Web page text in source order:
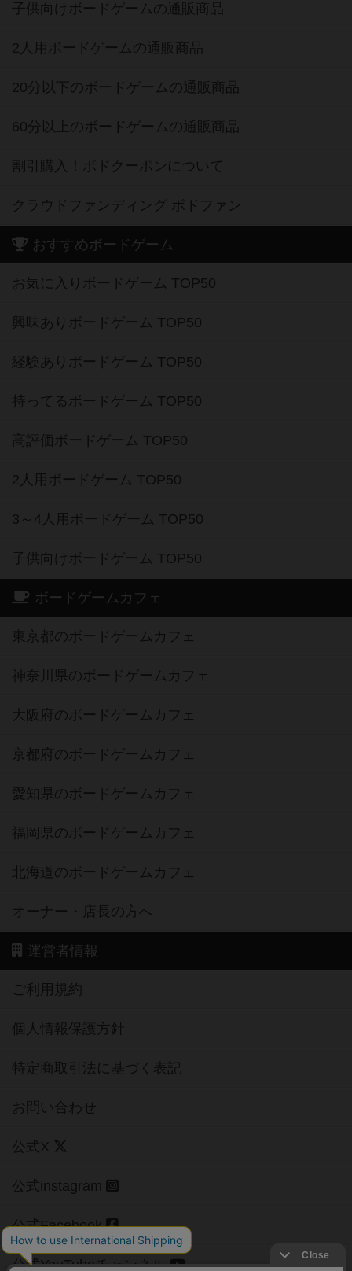
子供向けボードゲームの通販商品
2人用ボードゲームの通販商品
20分以下のボードゲームの通販商品
60分以上のボードゲームの通販商品
割引購入！ボドクーポンについて
クラウドファンディング ボドファン
おすすめボードゲーム
お気に入りボードゲーム TOP50
興味ありボードゲーム TOP50
経験ありボードゲーム TOP50
持ってるボードゲーム TOP50
高評価ボードゲーム TOP50
2人用ボードゲーム TOP50
3～4人用ボードゲーム TOP50
子供向けボードゲーム TOP50
ボードゲームカフェ
東京都のボードゲームカフェ
神奈川県のボードゲームカフェ
大阪府のボードゲームカフェ
京都府のボードゲームカフェ
愛知県のボードゲームカフェ
福岡県のボードゲームカフェ
北海道のボードゲームカフェ
オーナー・店長の方へ
運営者情報
ご利用規約
個人情報保護方針
特定商取引法に基づく表記
お問い合わせ
公式X
公式instagram
公式Facebook
公式YouTubeチャンネル